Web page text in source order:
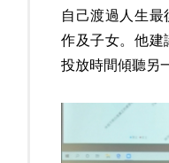
自己渡過人生
作及子女。他建
投放時間傾聽另